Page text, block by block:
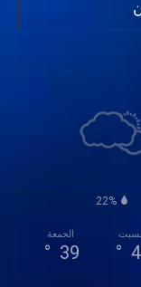
22%
الجمعة
39
° °